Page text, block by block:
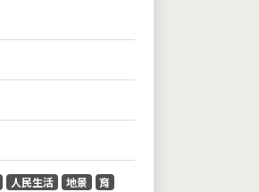
人民生活 地景
育